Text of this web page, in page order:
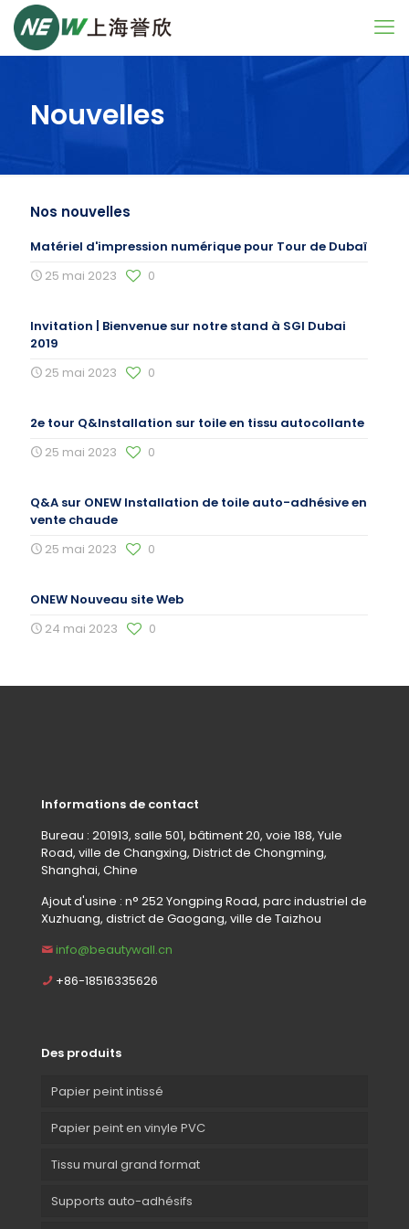
Nouvelles
Nos nouvelles
Matériel d'impression numérique pour Tour de Dubaï
25 mai 2023
0
Invitation | Bienvenue sur notre stand à SGI Dubai
2019
25 mai 2023
0
2e tour Q&Installation sur toile en tissu autocollante
25 mai 2023
0
Q&A sur ONEW Installation de toile auto-adhésive en
vente chaude
25 mai 2023
0
ONEW Nouveau site Web
24 mai 2023
0
Informations de contact
Bureau : 201913, salle 501, bâtiment 20, voie 188, Yule
Road, ville de Changxing, District de Chongming,
Shanghai, Chine
Ajout d'usine : n° 252 Yongping Road, parc industriel de
Xuzhuang, district de Gaogang, ville de Taizhou
info@beautywall.cn
+86-18516335626
Des produits
Papier peint intissé
Papier peint en vinyle PVC
Tissu mural grand format
Supports auto-adhésifs